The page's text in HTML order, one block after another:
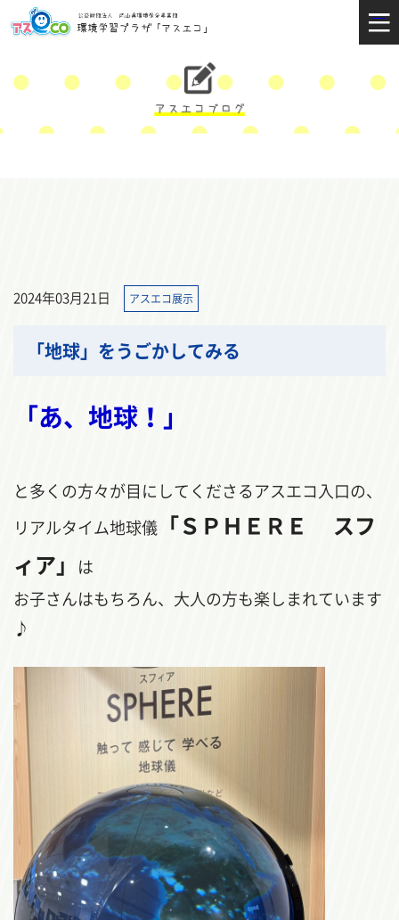
2024年03月21日 アスエコ展示
「地球」をうごかしてみる
「あ、地球！」
と多くの方々が目にしてくださるアスエコ入口の、
リアルタイム地球儀 「ＳＰＨＥＲＥ スフ
ィア」
は
お子さんはもちろん、大人の方も楽しまれています
♪